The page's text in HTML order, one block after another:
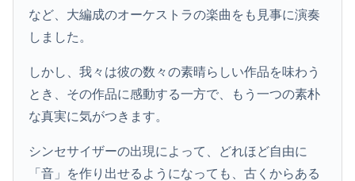
など、大編成のオーケストラの楽曲をも見事に演奏
しました。
しかし、我々は彼の数々の素晴らしい作品を味わう
とき、その作品に感動する一方で、もう一つの素朴
な真実に気がつきます。
シンセサイザーの出現によって、どれほど自由に
「音」を作り出せるようになっても、古くからある